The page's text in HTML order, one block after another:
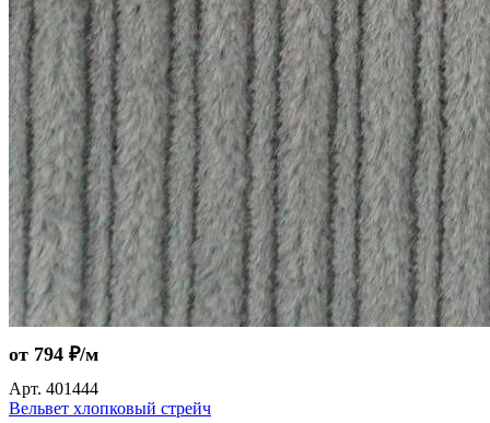
от 794 ₽/м
Арт. 401444
Вельвет хлопковый стрейч